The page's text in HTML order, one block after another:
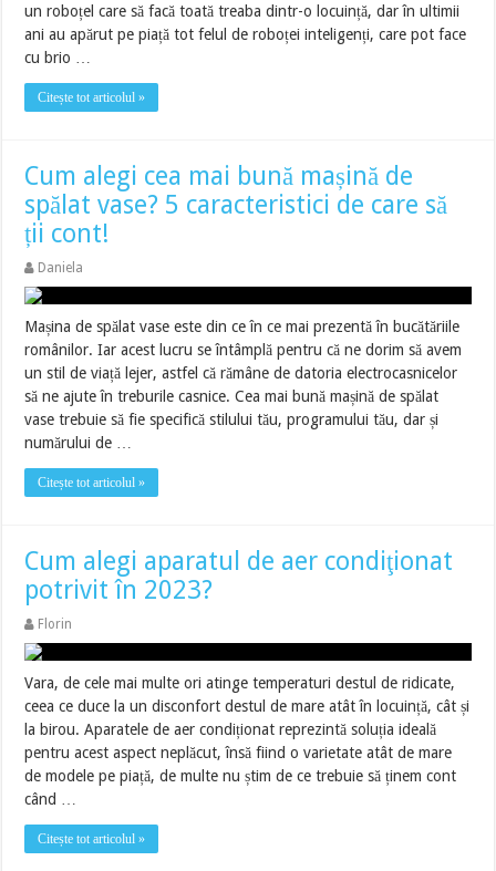
un roboțel care să facă toată treaba dintr-o locuință, dar în ultimii
ani au apărut pe piață tot felul de roboței inteligenți, care pot face
cu brio …
Citește tot articolul »
Cum alegi cea mai bună mașină de
spălat vase? 5 caracteristici de care să
ții cont!
Daniela
Mașina de spălat vase este din ce în ce mai prezentă în bucătăriile
românilor. Iar acest lucru se întâmplă pentru că ne dorim să avem
un stil de viață lejer, astfel că rămâne de datoria electrocasnicelor
să ne ajute în treburile casnice. Cea mai bună mașină de spălat
vase trebuie să fie specifică stilului tău, programului tău, dar și
numărului de …
Citește tot articolul »
Cum alegi aparatul de aer condiţionat
potrivit în 2023?
Florin
Vara, de cele mai multe ori atinge temperaturi destul de ridicate,
ceea ce duce la un disconfort destul de mare atât în locuință, cât și
la birou. Aparatele de aer condiționat reprezintă soluția ideală
pentru acest aspect neplăcut, însă fiind o varietate atât de mare
de modele pe piață, de multe nu știm de ce trebuie să ținem cont
când …
Citește tot articolul »